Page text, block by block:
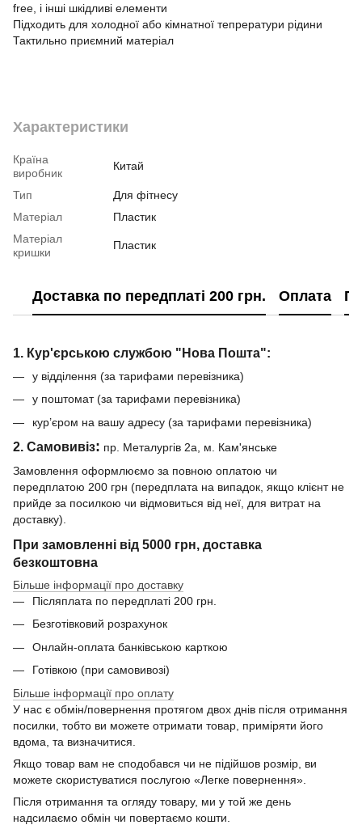
free, і інші шкідливі елементи
Підходить для холодної або кімнатної тепрератури рідини
Тактильно приємний матеріал
Характеристики
Країна
виробник
Китай
Тип
Для фітнесу
Матеріал
Пластик
Матеріал
кришки
Пластик
Доставка по передплаті 200 грн. Оплата
1. Кур'єрською службою "Нова Пошта":
у відділення (за тарифами перевізника)
у поштомат (за тарифами перевізника)
кур’єром на вашу адресу (за тарифами перевізника)
2. Самовивіз: пр. Металургів 2а, м. Кам'янське
Замовлення оформлюємо за повною оплатою чи
передплатою 200 грн (передплата на випадок, якщо клієнт не
прийде за посилкою чи відмовиться від неї, для витрат на
доставку).
При замовленні від 5000 грн, доставка
безкоштовна
Більше інформації про доставку
Післяплата по передплаті 200 грн.
Безготівковий розрахунок
Онлайн-оплата банківською карткою
Готівкою (при самовивозі)
Більше інформації про оплату
У нас є обмін/повернення протягом двох днів після отримання
посилки, тобто ви можете отримати товар, приміряти його
вдома, та визначитися.
Якщо товар вам не сподобався чи не підійшов розмір, ви
можете скористуватися послугою «Легке повернення».
Після отримання та огляду товару, ми у той же день
надсилаємо обмін чи повертаємо кошти.